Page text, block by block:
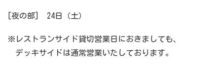
[夜の部] 24日（土）
※レストランサイド貸切営業日におきましても、
デッキサイドは通常営業いたしております。